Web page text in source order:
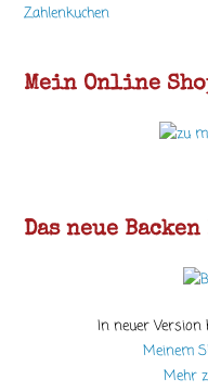
Zahlenkuchen
Mein Online
Das neue
In neuer Version
Meinem
Mehr